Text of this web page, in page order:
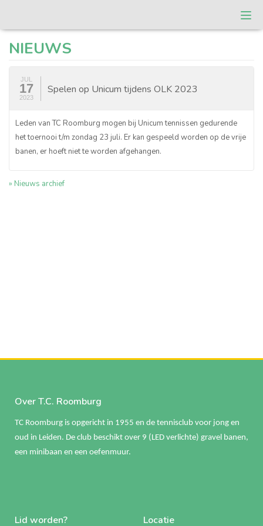
T.C. Roomburg
NIEUWS
Spelen op Unicum tijdens OLK 2023
JUL
17
2023
Leden van TC Roomburg mogen bij Unicum tennissen gedurende
het toernooi t/m zondag 23 juli. Er kan gespeeld worden op de vrije
banen, er hoeft niet te worden afgehangen.
» Nieuws archief
Over T.C. Roomburg
TC Roomburg is opgericht in 1955 en de tennisclub voor jong en
oud in Leiden. De club beschikt over 9 (LED verlichte) gravel banen,
een minibaan en een oefenmuur.
Lid worden? Locatie